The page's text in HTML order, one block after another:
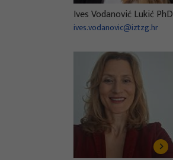
Ives Vodanović Lukić PhD
ives.vodanovic@iztzg.hr